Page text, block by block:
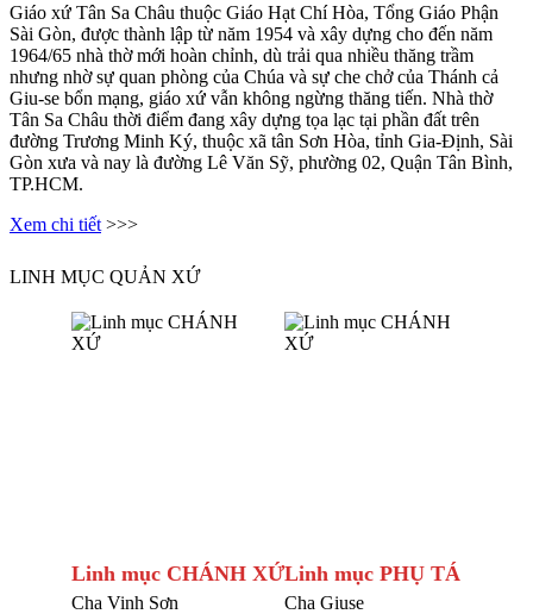
Giáo xứ Tân Sa Châu thuộc Giáo Hạt Chí Hòa, Tổng Giáo Phận
Sài Gòn, được thành lập từ năm 1954 và xây dựng cho đến năm
1964/65 nhà thờ mới hoàn chỉnh, dù trải qua nhiều thăng trầm
nhưng nhờ sự quan phòng của Chúa và sự che chở của Thánh cả
Giu-se bổn mạng, giáo xứ vẫn không ngừng thăng tiến. Nhà thờ
Tân Sa Châu thời điểm đang xây dựng tọa lạc tại phần đất trên
đường Trương Minh Ký, thuộc xã tân Sơn Hòa, tỉnh Gia-Định, Sài
Gòn xưa và nay là đường Lê Văn Sỹ, phường 02, Quận Tân Bình,
TP.HCM.
Xem chi tiết >>>
LINH MỤC QUẢN XỨ
Linh mục CHÁNH XỨ
Cha Vinh Sơn
Linh mục PHỤ TÁ
Cha Giuse